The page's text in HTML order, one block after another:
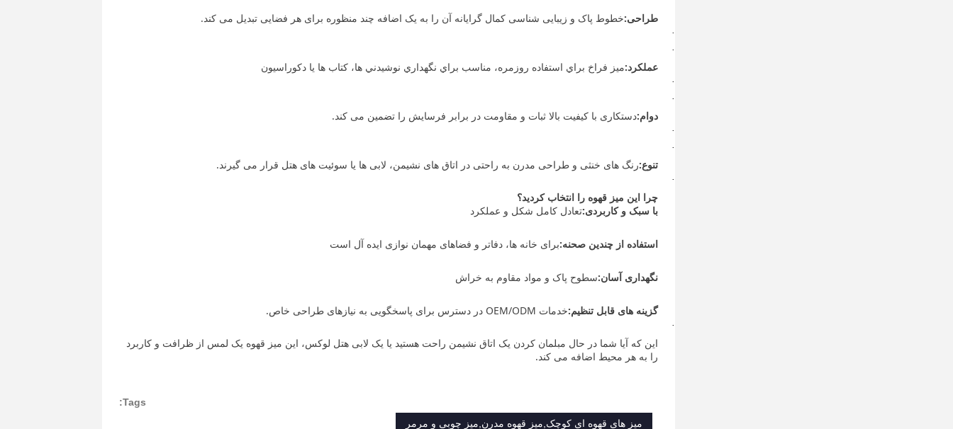
طراحی:خطوط پاک و زیبایی شناسی کمال گرایانه آن را به یک اضافه چند منظوره برای هر فضایی تبدیل می کند.
·
·
عملکرد:ميز فراخ براي استفاده روزمره، مناسب براي نگهداري نوشيدني ها، کتاب ها يا دکوراسيون
·
·
دوام:دستکاری با کیفیت بالا ثبات و مقاومت در برابر فرسایش را تضمین می کند.
·
·
تنوع:رنگ های خنثی و طراحی مدرن به راحتی در اتاق های نشیمن، لابی ها یا سوئیت های هتل قرار می گیرند.
·
چرا این میز قهوه را انتخاب کردید؟
با سبک و کاربردی:تعادل کامل شکل و عملکرد
استفاده از چندین صحنه:برای خانه ها، دفاتر و فضاهای مهمان نوازی ایده آل است
نگهداری آسان:سطوح پاک و مواد مقاوم به خراش
گزینه های قابل تنظیم:خدمات OEM/ODM در دسترس برای پاسخگویی به نیازهای طراحی خاص.
·
این که آیا شما در حال مبلمان کردن یک اتاق نشیمن راحت هستید یا یک لابی هتل لوکس، این میز قهوه یک لمس از ظرافت و کاربرد
را به هر محیط اضافه می کند.
Tags:
میز های قهوه ای کوچک,میز قهوه مدرن,میز چوبی و مرمر